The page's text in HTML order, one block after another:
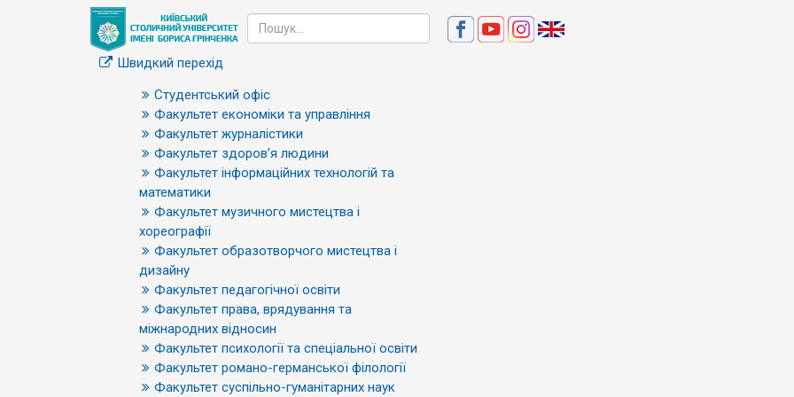
Швидкий перехід
Студентський офіс
Факультет економіки та управління
Факультет журналістики
Факультет здоров’я людини
Факультет інформаційних технологій та
математики
Факультет музичного мистецтва і
хореографії
Факультет образотворчого мистецтва і
дизайну
Факультет педагогічної освіти
Факультет права, врядування та
міжнародних відносин
Факультет психології та спеціальної освіти
Факультет романо-германської філології
Факультет суспільно-гуманітарних наук